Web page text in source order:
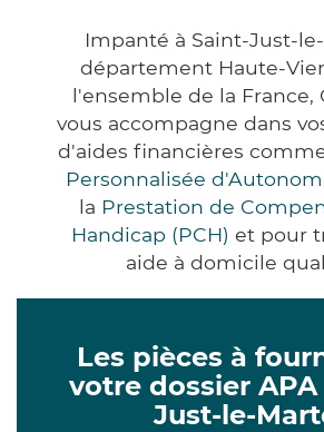
Impanté à Saint-Just-
département Haute-
l'ensemble de la France,
vous accompagne dans
d'aides financières
Personnalisée
la Prestation de
Handicap (PCH) et pour
aide à domicile
Les pièces à
votre dossier APA
Just-le-